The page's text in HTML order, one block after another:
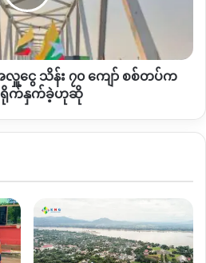
ချန်နယ်တချို့မှာလည်း ထီးချိုင့်မြို့
ပြယန္တရားတွေ ပြန်လည် လည်ပတ်
ောက်နေပြီလို့ ရေးသားဖော်ပြနေကြ
ဘက်က မြို့ကို ပြန်လည်ထိန်းချုပ်ခဲ့
တရား ပြန်ဖော်ဆောင်ဖို့ ကြိုးပမ်းမှုတွေ
းပိုင်း ပြန်လည်အသက်ဝင်လာဖို့
ျိန်မှာပဲ ထီးချိုင့်–ကသာလမ်းပိုင်းမှာ
ာင့် ဒေသတွင်း လုံခြုံရေးနဲ့ စစ်ရေး
ငွေ သိန်း ၇၀ ကျော် စစ်တပ်က
က်နှက်ခဲ့ဟုဆို